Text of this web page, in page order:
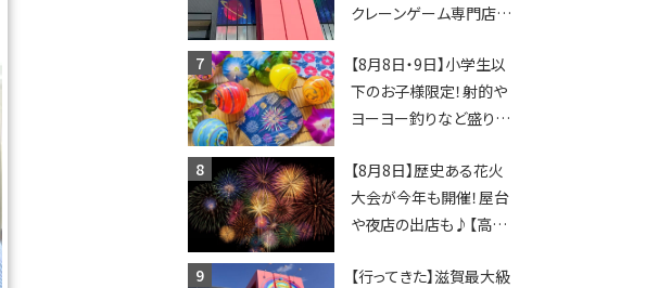
要チェック★
クレーンゲーム専門店
ってくる！豊郷店に続く滋
賀2店舗目★
【8月8日・9日】小学生以
下のお子様限定！射的や
ヨーヨー釣りなど盛りだ
ちびっこ縁日開催♪【モリ
ーブ】
【8月8日】歴史ある花火
大会が今年も開催！屋台
や夜店の出店も♪【高宮
【行ってきた】滋賀最大級